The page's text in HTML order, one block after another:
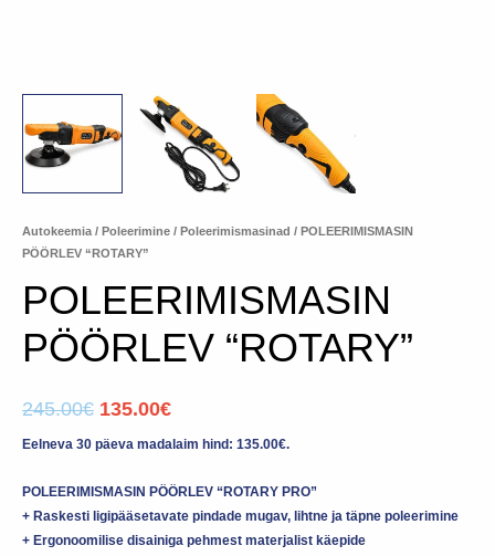
Autokeemia / Poleerimine / Poleerimismasinad / POLEERIMISMASIN
PÖÖRLEV “ROTARY”
POLEERIMISMASIN
PÖÖRLEV “ROTARY”
245.00€ 135.00€
Eelneva 30 päeva madalaim hind: 135.00€.
POLEERIMISMASIN PÖÖRLEV “ROTARY PRO”
+ Raskesti ligipääsetavate pindade mugav, lihtne ja täpne poleerimine
+ Ergonoomilise disainiga pehmest materjalist käepide